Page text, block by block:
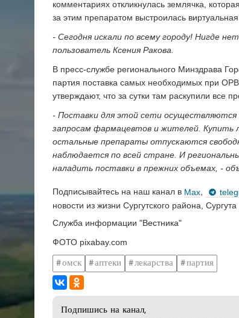
комментариях откликнулась землячка,
за этим препаратом выстроилась виртуальная
- Сегодня искали по всему городу! Нигде
пользователь Ксения Ракова.
В пресс-службе регионального Минздрава
партия поставка самых необходимых при
утверждают, что за сутки там раскупили все
- Поставки для этой сети осуществляются
запросам фармацевтов и жителей. Купить
остальные препараты отпускаются
наблюдается по всей стране. И
наладить поставки в прежних объемах, -
Подписывайтесь на наш канал в Max,
новости из жизни Сургутского района,
Служба информации "Вестника"
ФОТО pixabay.com
омск аптеки лекарства партия
Подпишись на канал,